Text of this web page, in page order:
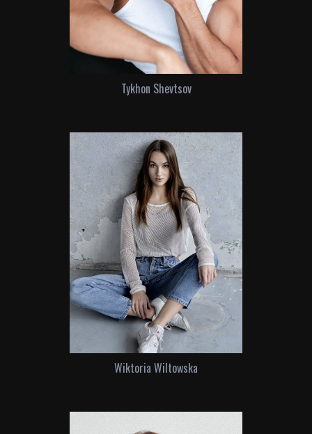
Tykhon Shevtsov
Wiktoria Wiltowska